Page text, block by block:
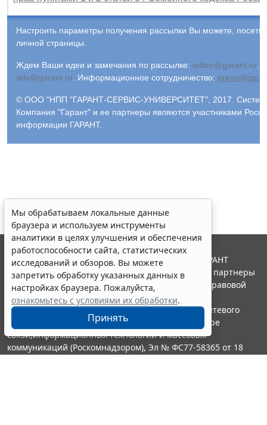
Настроить параметры получения рассылки Вы можете,
личной страницы.
Ждем Ваши идеи и замечания по рассылке: editor@garant.ru
adv@garant.ru
Информационное сотрудничество:
© ООО "НПП "ГАРАНТ-СЕРВИС-УНИВЕРСИТЕТ", 2017. Система
Компания "Гарант" и ее партнеры являются участниками
информации ГАРАНТ.
Мы обрабатываем локальные данные
браузера и используем инструменты
аналитики в целях улучшения и обеспечения
работоспособности сайта, статистических
исследований и обзоров. Вы можете
запретить обработку указанных данных в
настройках браузера. Пожалуйста,
ознакомьтесь с условиями их обработки.
Принять
© ООО "НПП "ГАРАНТ-СЕРВИС", 2026. Система ГАРАНТ
выпускается с 1990 года. Компания "Гарант" и ее партнеры
являются участниками Российской ассоциации правовой
информации ГАРАНТ.
Портал ГАРАНТ.РУ зарегистрирован в качестве сетевого
издания Федеральной службой по надзору в сфере
связи,информационных технологий и массовых
коммуникаций (Роскомнадзором), Эл № ФС77-58365 от 18